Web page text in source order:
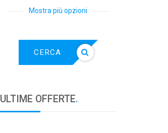
Mostra più opzioni
CERCA
ULTIME OFFERTE.